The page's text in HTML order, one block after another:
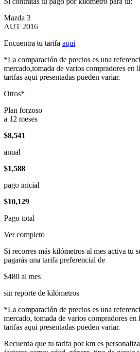
Mazda 3
AUT 2016
Encuentra tu tarifa aqui
*La comparación de precios es una
mercado,tomada de varios compradores en
tarifas aqui presentadas pueden variar.
Otros*
Plan forzoso
a 12 meses
$8,541
anual
$1,588
pago inicial
$10,129
Pago total
Ver completo
Si recorres más kilómetros al mes activa tu
pagarás una tarifa preferencial de
$480 al mes
sin reporte de kilómetros
*La comparación de precios es una
mercado, tomada de varios compradores
tarifas aqui presentadas pueden variar.
Recuerda que tu tarifa por km es